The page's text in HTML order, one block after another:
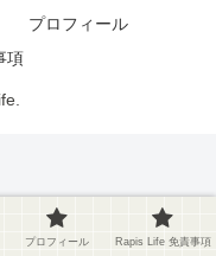
プロフィール
項
プロフィール Rapis Life 免責事項